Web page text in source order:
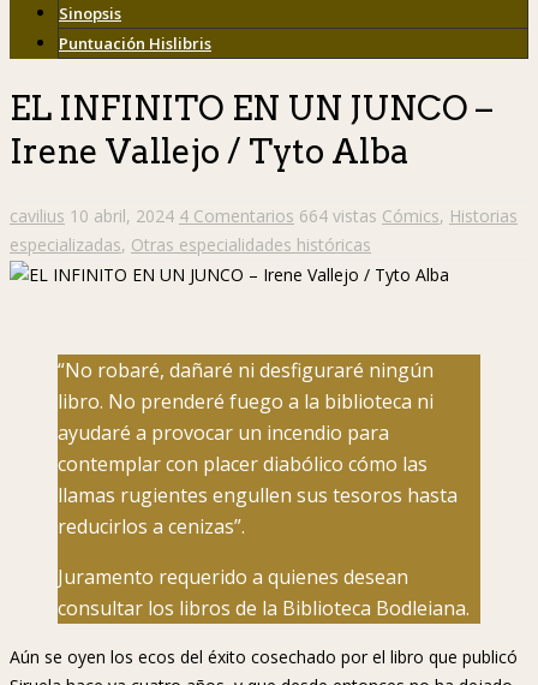
Sinopsis
Puntuación Hislibris
EL INFINITO EN UN JUNCO –
Irene Vallejo / Tyto Alba
cavilius 10 abril, 2024 4 Comentarios 664 vistas Cómics, Historias
especializadas, Otras especialidades históricas
“No robaré, dañaré ni desfiguraré ningún
libro. No prenderé fuego a la biblioteca ni
ayudaré a provocar un incendio para
contemplar con placer diabólico cómo las
llamas rugientes engullen sus tesoros hasta
reducirlos a cenizas”.
Juramento requerido a quienes desean
consultar los libros de la Biblioteca Bodleiana.
Aún se oyen los ecos del éxito cosechado por el libro que publicó